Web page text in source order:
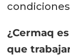
¿Cermaq
que